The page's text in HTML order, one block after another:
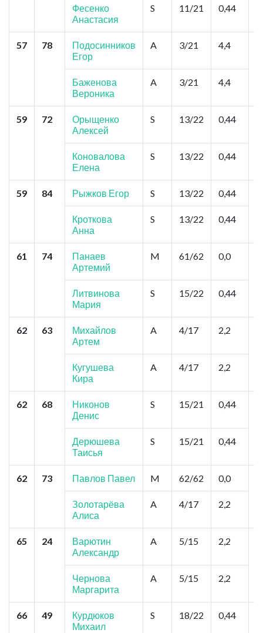
Фесенко
Анастасия
S 11/21 0,44
57 78
Подосинников
Егор
A 3/21 4,4
Баженова
Вероника
A 3/21 4,4
59 72
Орыщенко
Алексей
S 13/22 0,44
Коновалова
Елена
S 13/22 0,44
59 84 Рыжков Егор S 13/22 0,44
Кроткова
Анна
S 13/22 0,44
61 74
Панаев
Артемий
M 61/62 0,0
Литвинова
Мария
S 15/22 0,44
62 63
Михайлов
Артем
A 4/17 2,2
Кугушева
Кира
A 4/17 2,2
62 68
Никонов
Денис
S 15/21 0,44
Дерюшева
Таисья
S 15/21 0,44
62 73 Павлов Павел M 62/62 0,0
Золотарёва
Алиса
A 4/17 2,2
65 24
Варютин
Александр
A 5/15 2,2
Чернова
Маргарита
A 5/15 2,2
66 49
Курдюков
Михаил
S 18/22 0,44